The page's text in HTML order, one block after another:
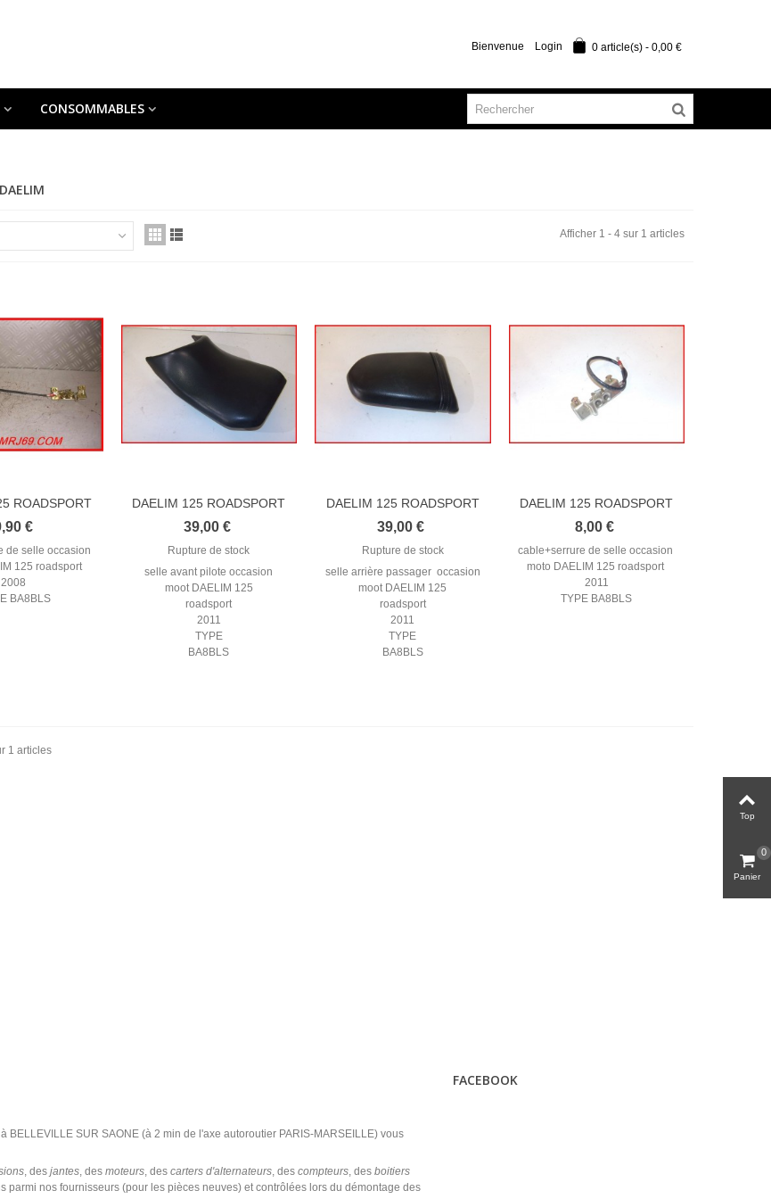
0 article(s) - 0,00 €
Login
Bienvenue
CONSOMMABLES
Afficher 1 - 4 sur 1 articles
ROADSPORT
2011...
€
de selle occasion
125 roadsport
2008
BA8BLS
DAELIM 125 ROADSPORT
2011 SELLE...
39,00 €
Rupture de stock
selle avant pilote occasion
moot DAELIM 125
roadsport
2011
TYPE
BA8BLS
DAELIM 125 ROADSPORT
2011 SELLE...
39,00 €
Rupture de stock
selle arrière passager occasion
moot DAELIM 125
roadsport
2011
TYPE
BA8BLS
DAELIM 125 ROADSPORT
2008-2011...
8,00 €
cable+serrure de selle occasion
moto DAELIM 125 roadsport
2011
TYPE BA8BLS
1 articles
BELLEVILLE SUR SAONE (à 2 min de l'axe autoroutier PARIS-MARSEILLE) vous
, des jantes , des moteurs , des carters d'alternateurs , des compteurs , des boitiers
parmi nos fournisseurs (pour les pièces neuves) et contrôlées lors du démontage des
FACEBOOK
Top
Panier
0